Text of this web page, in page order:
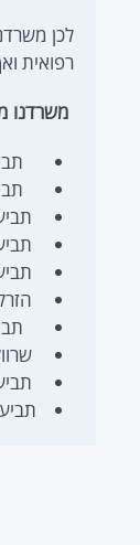
לכן
רפואית
משרדנו